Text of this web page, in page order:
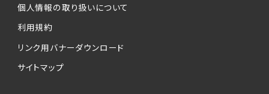
個人情報の取り扱いについて
利用規約
リンク用バナーダウンロード
サイトマップ